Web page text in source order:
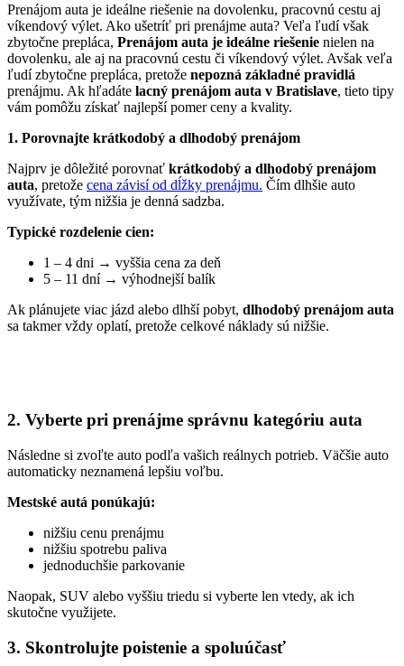
Prenájom auta je ideálne riešenie na dovolenku, pracovnú cestu aj
víkendový výlet. Ako ušetríť pri prenájme auta? Veľa ľudí však
zbytočne prepláca, Prenájom auta je ideálne riešenie nielen na
dovolenku, ale aj na pracovnú cestu či víkendový výlet. Avšak veľa
ľudí zbytočne prepláca, pretože nepozná základné pravidlá
prenájmu. Ak hľadáte lacný prenájom auta v Bratislave, tieto tipy
vám pomôžu získať najlepší pomer ceny a kvality.
1. Porovnajte krátkodobý a dlhodobý prenájom
Najprv je dôležité porovnať krátkodobý a dlhodobý prenájom
auta, pretože cena závisí od dĺžky prenájmu. Čím dlhšie auto
využívate, tým nižšia je denná sadzba.
Typické rozdelenie cien:
1 – 4 dni → vyššia cena za deň
5 – 11 dní → výhodnejší balík
Ak plánujete viac jázd alebo dlhší pobyt, dlhodobý prenájom auta
sa takmer vždy oplatí, pretože celkové náklady sú nižšie.
2. Vyberte pri prenájme správnu kategóriu auta
Následne si zvoľte auto podľa vašich reálnych potrieb. Väčšie auto
automaticky neznamená lepšiu voľbu.
Mestské autá ponúkajú:
nižšiu cenu prenájmu
nižšiu spotrebu paliva
jednoduchšie parkovanie
Naopak, SUV alebo vyššiu triedu si vyberte len vtedy, ak ich
skutočne využijete.
3. Skontrolujte poistenie a spoluúčasť